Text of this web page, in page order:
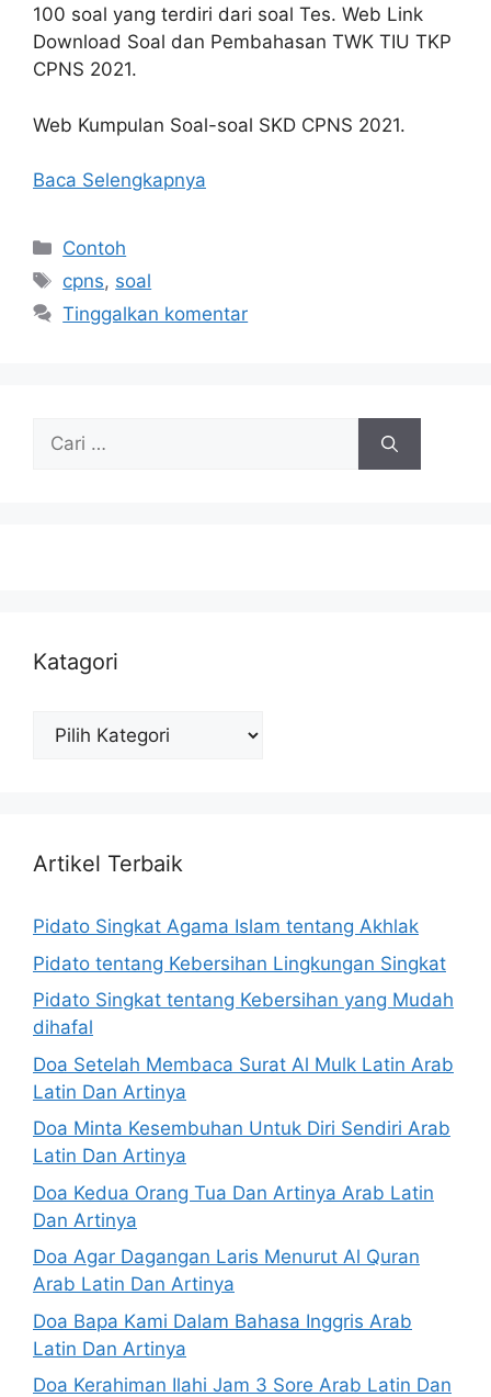
100 soal yang terdiri dari soal Tes. Web Link
Download Soal dan Pembahasan TWK TIU TKP
CPNS 2021.
Web Kumpulan Soal-soal SKD CPNS 2021.
Baca Selengkapnya
Kategori
Contoh
Tag
cpns, soal
Tinggalkan komentar
Cari
Katagori
Katagori
Artikel Terbaik
Pidato Singkat Agama Islam tentang Akhlak
Pidato tentang Kebersihan Lingkungan Singkat
Pidato Singkat tentang Kebersihan yang Mudah
dihafal
Doa Setelah Membaca Surat Al Mulk Latin Arab
Latin Dan Artinya
Doa Minta Kesembuhan Untuk Diri Sendiri Arab
Latin Dan Artinya
Doa Kedua Orang Tua Dan Artinya Arab Latin
Dan Artinya
Doa Agar Dagangan Laris Menurut Al Quran
Arab Latin Dan Artinya
Doa Bapa Kami Dalam Bahasa Inggris Arab
Latin Dan Artinya
Doa Kerahiman Ilahi Jam 3 Sore Arab Latin Dan